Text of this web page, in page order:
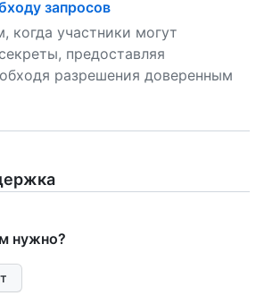
запросов
когда участники могут
предоставляя
разрешения доверенным
нужно?